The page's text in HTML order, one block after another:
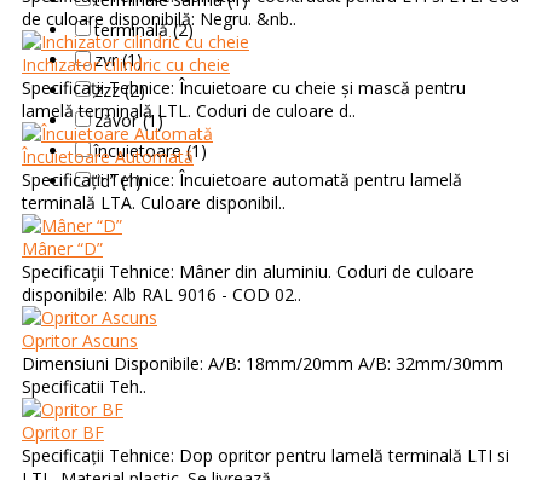
terminală (2)
zvr (1)
zzz (2)
zăvor (1)
încuietoare (1)
“d” (1)
de culoare disponibilă: Negru. &nb..
Inchizator cilindric cu cheie
Specificații Tehnice: Încuietoare cu cheie și mască pentru
lamelă terminală LTL. Coduri de culoare d..
Încuietoare Automată
Specificații Tehnice: Încuietoare automată pentru lamelă
terminală LTA. Culoare disponibil..
Mâner “D”
Specificații Tehnice: Mâner din aluminiu. Coduri de culoare
disponibile: Alb RAL 9016 - COD 02..
Opritor Ascuns
Dimensiuni Disponibile: A/B: 18mm/20mm A/B: 32mm/30mm
Specificatii Teh..
Opritor BF
Specificații Tehnice: Dop opritor pentru lamelă terminală LTI si